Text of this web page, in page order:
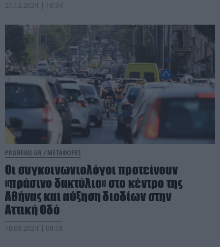
21.12.2024 | 16:34
PRONEWS.GR / ΜΕΤΑΦΟΡΕΣ
Οι συγκοινωνιολόγοι προτείνουν
«πράσινο δακτύλιο» στο κέντρο της
Αθήνας και αύξηση διοδίων στην
Αττική Οδό
18.09.2024 | 08:19